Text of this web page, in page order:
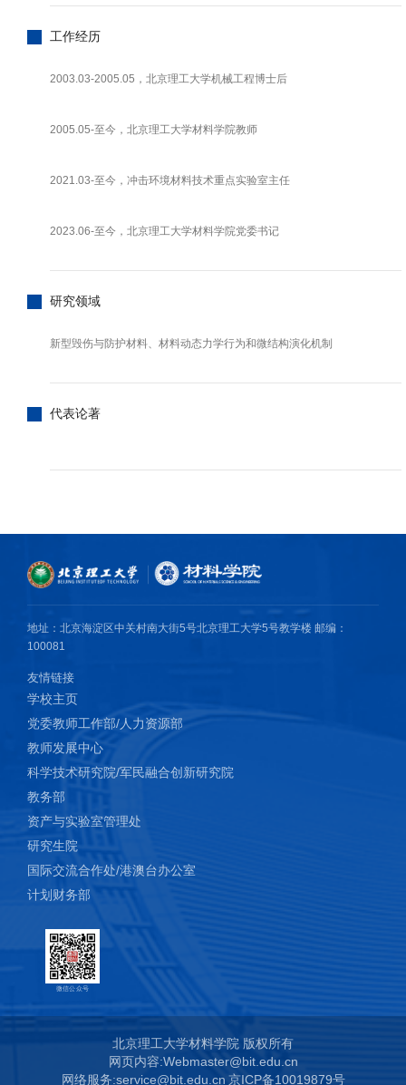
工作经历
2003.03-2005.05，北京理工大学机械工程博士后
2005.05-至今，北京理工大学材料学院教师
2021.03-至今，冲击环境材料技术重点实验室主任
2023.06-至今，北京理工大学材料学院党委书记
研究领域
新型毁伤与防护材料、材料动态力学行为和微结构演化机制
代表论著
地址：北京海淀区中关村南大街5号北京理工大学5号教学楼 邮编：
100081
友情链接
学校主页
党委教师工作部/人力资源部
教师发展中心
科学技术研究院/军民融合创新研究院
教务部
资产与实验室管理处
研究生院
国际交流合作处/港澳台办公室
计划财务部
微信公众号
北京理工大学材料学院 版权所有
网页内容:Webmaster@bit.edu.cn
网络服务:service@bit.edu.cn 京ICP备10019879号